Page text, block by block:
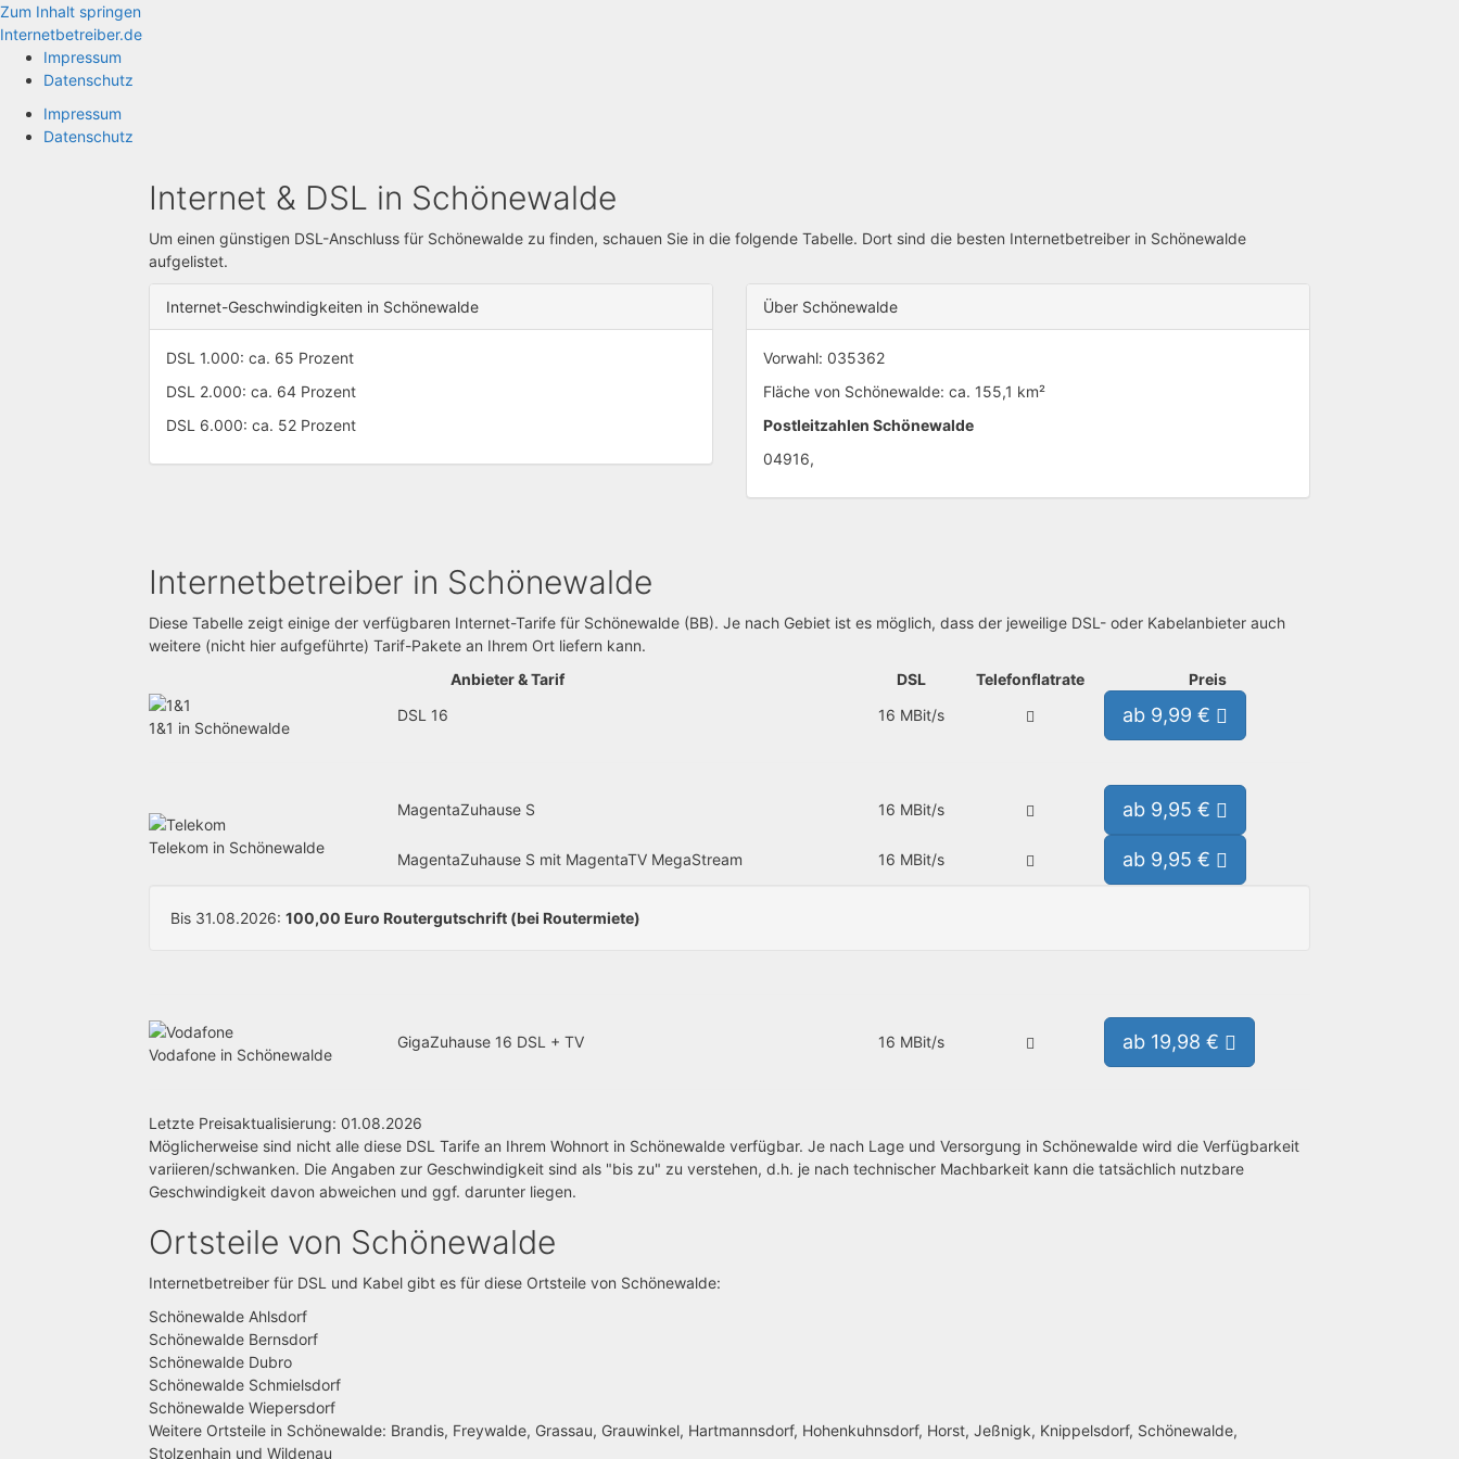
Zum Inhalt springen
Internetbetreiber.de
Impressum
Datenschutz
Impressum
Datenschutz
Internet & DSL in Schönewalde
Um einen günstigen DSL-Anschluss für Schönewalde zu finden, schauen Sie in die folgende Tabelle. Dort sind die besten Internetbetreiber in Schönewalde
aufgelistet.
Internet-Geschwindigkeiten in Schönewalde
DSL 1.000: ca. 65 Prozent
DSL 2.000: ca. 64 Prozent
DSL 6.000: ca. 52 Prozent
Über Schönewalde
Vorwahl: 035362
Fläche von Schönewalde: ca. 155,1 km²
Postleitzahlen Schönewalde
04916,
Internetbetreiber in Schönewalde
Diese Tabelle zeigt einige der verfügbaren Internet-Tarife für Schönewalde (BB). Je nach Gebiet ist es möglich, dass der jeweilige DSL- oder Kabelanbieter auch
weitere (nicht hier aufgeführte) Tarif-Pakete an Ihrem Ort liefern kann.
Anbieter & Tarif
DSL Telefonflatrate Preis
1&1 in Schönewalde
DSL 16 16 MBit/s ab 9,99 €
Telekom in Schönewalde
MagentaZuhause S 16 MBit/s ab 9,95 €
MagentaZuhause S mit MagentaTV MegaStream 16 MBit/s ab 9,95 €
Bis 31.08.2026: 100,00 Euro Routergutschrift (bei Routermiete)
Vodafone in Schönewalde
GigaZuhause 16 DSL + TV 16 MBit/s ab 19,98 €
Letzte Preisaktualisierung: 01.08.2026
Möglicherweise sind nicht alle diese DSL Tarife an Ihrem Wohnort in Schönewalde verfügbar. Je nach Lage und Versorgung in Schönewalde wird die Verfügbarkeit
variieren/schwanken. Die Angaben zur Geschwindigkeit sind als "bis zu" zu verstehen, d.h. je nach technischer Machbarkeit kann die tatsächlich nutzbare
Geschwindigkeit davon abweichen und ggf. darunter liegen.
Ortsteile von Schönewalde
Internetbetreiber für DSL und Kabel gibt es für diese Ortsteile von Schönewalde:
Schönewalde Ahlsdorf
Schönewalde Bernsdorf
Schönewalde Dubro
Schönewalde Schmielsdorf
Schönewalde Wiepersdorf
Weitere Ortsteile in Schönewalde: Brandis, Freywalde, Grassau, Grauwinkel, Hartmannsdorf, Hohenkuhnsdorf, Horst, Jeßnigk, Knippelsdorf, Schönewalde,
Stolzenhain und Wildenau